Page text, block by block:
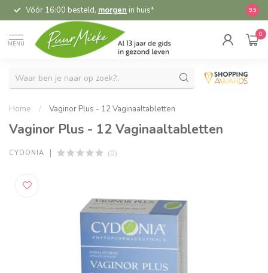
Vóór 16:00 besteld, morgen in huis* 9.5
MENU
0
Home / Vaginor Plus - 12 Vaginaaltabletten
Vaginor Plus - 12 Vaginaaltabletten
CYDONIA (0)